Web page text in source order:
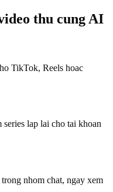
thu cung AI
TikTok, Reels hoac
lap lai cho tai khoan
nhom chat, ngay xem